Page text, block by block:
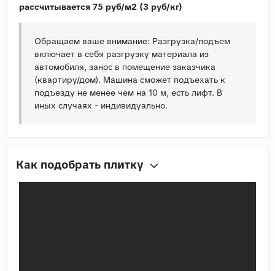
рассчитывается 75 руб/м2 (3 руб/кг)
Обращаем ваше внимание: Разгрузка/подъем
включает в себя разгрузку материала из
автомобиля, занос в помещение заказчика
(квартиру/дом). Машина сможет подъехать к
подъезду не менее чем на 10 м, есть лифт. В
иных случаях - индивидуально.
Как подобрать плитку